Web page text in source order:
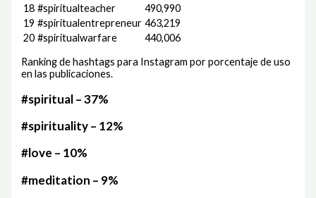
18 #spiritualteacher
490,990
19 #spiritualentrepreneur 463,219
20 #spiritualwarfare 440,006
Ranking de hashtags para Instagram por porcentaje de uso
en las publicaciones.
#spiritual – 37%
#spirituality – 12%
#love – 10%
#meditation – 9%